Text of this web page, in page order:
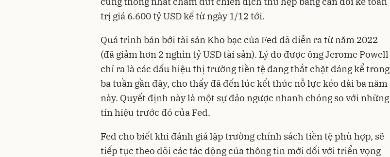
trị giá 6.600 tỷ USD kể từ ngày 1/12 tới.
Quá trình bán bới tài sản Kho bạc của Fed đã diễn ra từ năm 2022
(đã giảm hơn 2 nghìn tỷ USD tài sản). Lý do được ông Jerome Powell
chỉ ra là các dấu hiệu thị trường tiền tệ đang thắt chặt đáng kể trong
ba tuần gần đây, cho thấy đã đến lúc kết thúc nỗ lực kéo dài ba năm
này. Quyết định này là một sự đảo ngược nhanh chóng so với những
tín hiệu trước đó của Fed.
Fed cho biết khi đánh giá lập trường chính sách tiền tệ phù hợp, sẽ
tiếp tục theo dõi các tác động của thông tin mới đối với triển vọng